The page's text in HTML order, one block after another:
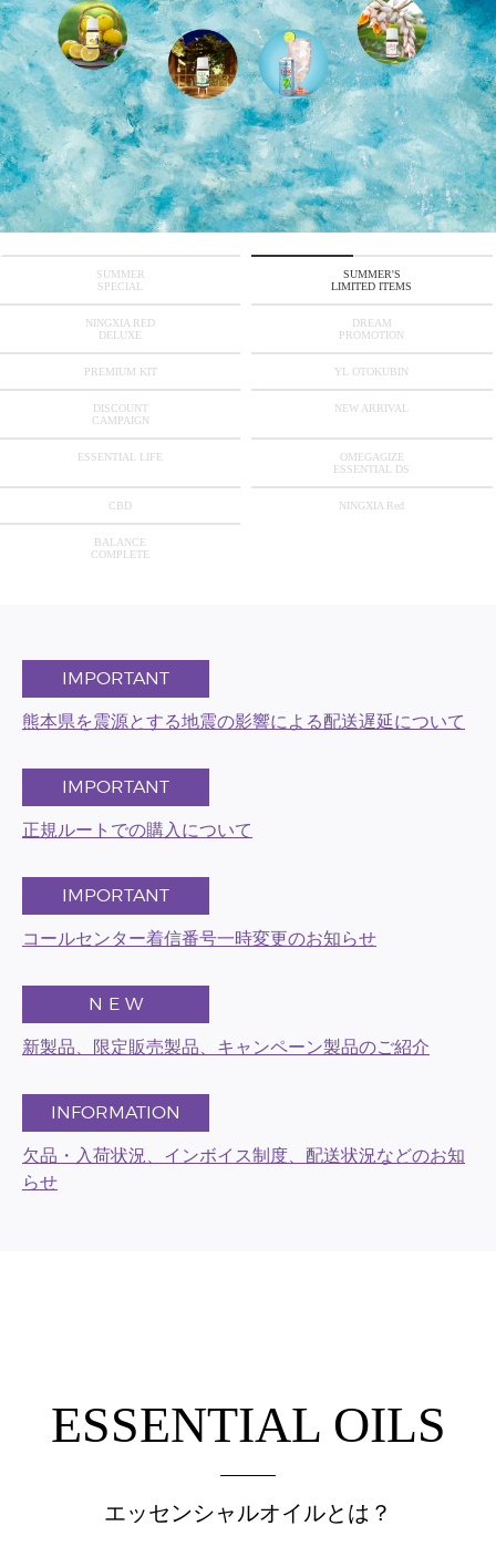
SUMMER
SPECIAL
SUMMER'S
LIMITED ITEMS
NINGXIA RED
DELUXE
DREAM
PROMOTION
PREMIUM KIT YL OTOKUBIN
DISCOUNT
CAMPAIGN
NEW ARRIVAL
ESSENTIAL LIFE
OMEGAGIZE
ESSENTIAL DS
CBD NINGXIA Red
BALANCE
COMPLETE
IMPORTANT
熊本県を震源とする地震の影響による配送遅延について
IMPORTANT
正規ルートでの購入について
IMPORTANT
コールセンター着信番号一時変更のお知らせ
N E W
新製品、限定販売製品、キャンペーン製品のご紹介
INFORMATION
欠品・入荷状況、インボイス制度、配送状況などのお知
らせ
ESSENTIAL OILS
エッセンシャルオイルとは？